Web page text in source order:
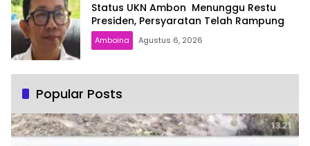
Status UKN Ambon Menunggu Restu
Presiden, Persyaratan Telah Rampung
Amboina Agustus 6, 2026
Popular Posts